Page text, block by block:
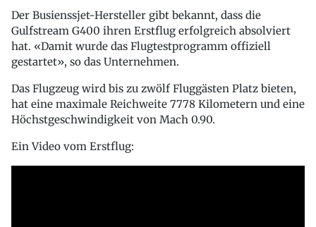
Der Busienssjet-Hersteller gibt bekannt, dass die
Gulfstream G400 ihren Erstflug erfolgreich absolviert
hat. «Damit wurde das Flugtestprogramm offiziell
gestartet», so das Unternehmen.
Das Flugzeug wird bis zu zwölf Fluggästen Platz bieten,
hat eine maximale Reichweite 7778 Kilometern und eine
Höchstgeschwindigkeit von Mach 0.90.
Ein Video vom Erstflug: